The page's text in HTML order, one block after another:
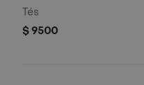
Tés
$ 9500